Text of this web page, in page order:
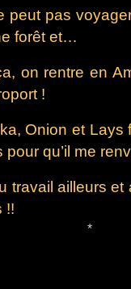
peut pas
forêt et…
on rentre en
!
Onion et Lays
qu’il me
travail ailleurs
!!